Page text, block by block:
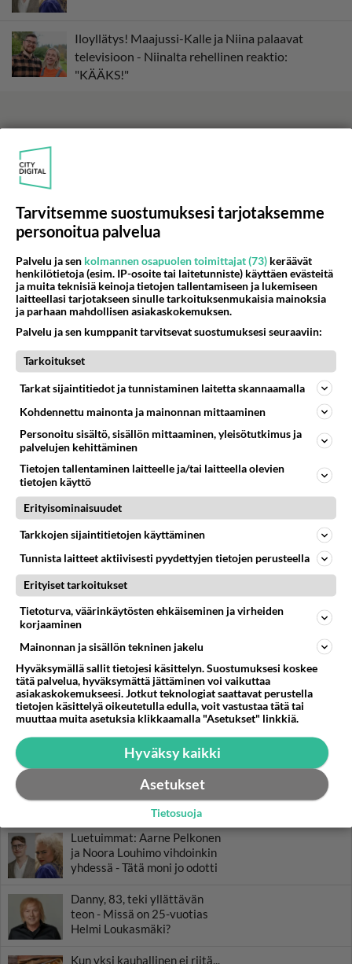
Iloyllätys! Maajussi-Kalle ja Niina palaavat
televisioon - Niinalta rehellinen reaktio:
"KÄÄKS!"
LUETUIMMAT
Muistatko? Kädestä suuhun
elävä Satu sai jättimäisen
miljonääriltä
isäpuoli on tämä suosittu
laulaja
Luetuimmat: Aarne Pelkonen
ja Noora Louhimo vihdoinkin
yhdessä - Tätä moni jo odotti
Danny, 83, teki yllättävän
teon - Missä on 25-vuotias
Helmi Loukasmäki?
Kun yksi kauhallinen ei riitä...
Tarvitsemme suostumuksesi tarjotaksemme
personoitua palvelua
Palvelu ja sen kolmannen osapuolen toimittajat (73) keräävät
henkilötietoja (esim. IP-osoite tai laitetunniste) käyttäen evästeitä
ja muita teknisiä keinoja tietojen tallentamiseen ja lukemiseen
laitteellasi tarjotakseen sinulle tarkoituksenmukaisia mainoksia
ja parhaan mahdollisen asiakaskokemuksen.
Palvelu ja sen kumppanit tarvitsevat suostumuksesi seuraaviin:
Tarkoitukset
Tarkat sijaintitiedot ja tunnistaminen laitetta skannaamalla
Kohdennettu mainonta ja mainonnan mittaaminen
Personoitu sisältö, sisällön mittaaminen, yleisötutkimus ja
palvelujen kehittäminen
Tietojen tallentaminen laitteelle ja/tai laitteella olevien
tietojen käyttö
Erityisominaisuudet
Tarkkojen sijaintitietojen käyttäminen
Tunnista laitteet aktiivisesti pyydettyjen tietojen perusteella
Erityiset tarkoitukset
Tietoturva, väärinkäytösten ehkäiseminen ja virheiden
korjaaminen
Mainonnan ja sisällön tekninen jakelu
Hyväksymällä sallit tietojesi käsittelyn. Suostumuksesi koskee
tätä palvelua, hyväksymättä jättäminen voi vaikuttaa
asiakaskokemukseesi. Jotkut teknologiat saattavat perustella
tietojen käsittelyä oikeutetulla edulla, voit vastustaa tätä tai
muuttaa muita asetuksia klikkaamalla "Asetukset" linkkiä.
Hyväksy kaikki
Asetukset
Tietosuoja